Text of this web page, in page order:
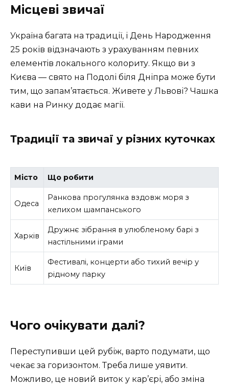
Місцеві звичаї
Україна багата на традиції, і День Народження
25 років відзначають з урахуванням певних
елементів локального колориту. Якщо ви з
Києва — свято на Подолі біля Дніпра може бути
тим, що запам’ятається. Живете у Львові? Чашка
кави на Ринку додає магії.
Традиції та звичаї у різних куточках
Місто Що робити
Одеса
Ранкова прогулянка вздовж моря з
келихом шампанського
Харків
Дружнє зібрання в улюбленому барі з
настільними іграми
Київ
Фестивалі, концерти або тихий вечір у
рідному парку
Чого очікувати далі?
Переступивши цей рубіж, варто подумати, що
чекає за горизонтом. Треба лише уявити.
Можливо, це новий виток у кар’єрі, або зміна